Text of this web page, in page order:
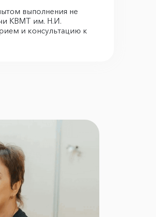
выполнения не
КВМТ им. Н.И.
и консультацию к